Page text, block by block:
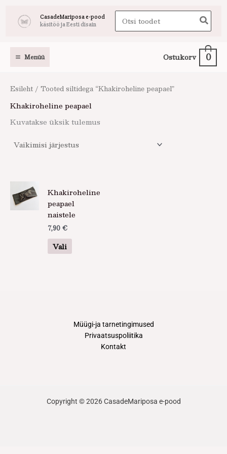
CasadeMariposa e-pood
käsitöö ja Eesti disain
Search
for:
Menüü Ostukorv 0
Esileht / Tooted siltidega “Khakiroheline peapael”
Khakiroheline peapael
Kuvatakse üksik tulemus
Khakiroheline
peapael
naistele
7,90 €
Vali
tootel
on
mitu
Valikuid
saab
Müügi-ja tarnetingimused
Privaatsuspoliitika
Kontakt
Copyright © 2026 CasadeMariposa e-pood